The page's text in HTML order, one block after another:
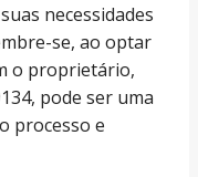
necessidades
se, ao optar
o proprietário,
pode ser uma
processo e